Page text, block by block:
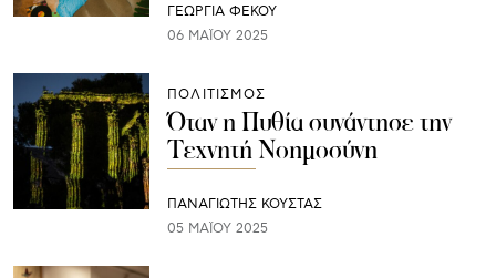
ΓΕΩΡΓΙΑ ΦΕΚΟΥ
06 ΜΑΪ́ΟΥ 2025
ΠΟΛΙΤΙΣΜΟΣ
Όταν η Πυθία συνάντησε την
Τεχνητή Νοημοσύνη
ΠΑΝΑΓΙΩΤΗΣ ΚΟΥΣΤΑΣ
05 ΜΑΪ́ΟΥ 2025